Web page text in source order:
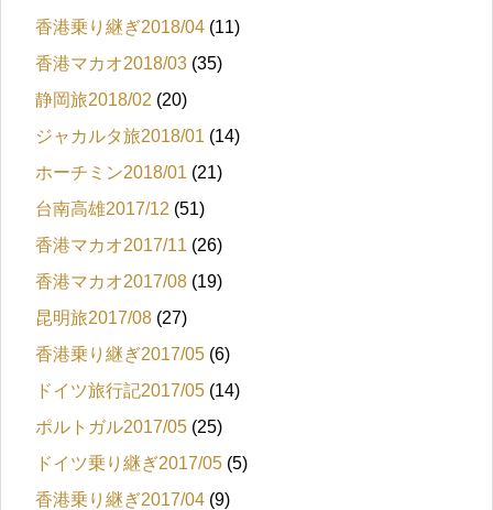
香港乗り継ぎ2018/04 (11)
香港マカオ2018/03 (35)
静岡旅2018/02 (20)
ジャカルタ旅2018/01 (14)
ホーチミン2018/01 (21)
台南高雄2017/12 (51)
香港マカオ2017/11 (26)
香港マカオ2017/08 (19)
昆明旅2017/08 (27)
香港乗り継ぎ2017/05 (6)
ドイツ旅行記2017/05 (14)
ポルトガル2017/05 (25)
ドイツ乗り継ぎ2017/05 (5)
香港乗り継ぎ2017/04 (9)